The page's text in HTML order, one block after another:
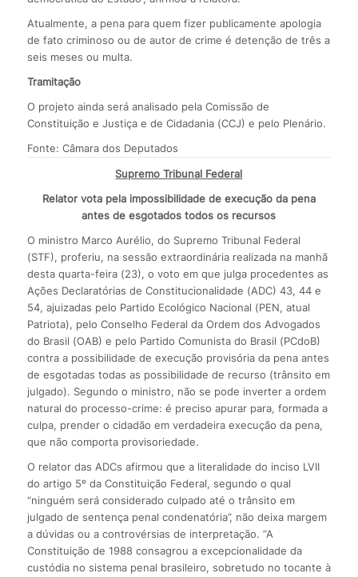
Atualmente, a pena para quem fizer publicamente apologia
de fato criminoso ou de autor de crime é detenção de três a
seis meses ou multa.
Tramitação
O projeto ainda será analisado pela Comissão de
Constituição e Justiça e de Cidadania (CCJ) e pelo Plenário.
Fonte: Câmara dos Deputados
Supremo Tribunal Federal
Relator vota pela impossibilidade de execução da pena
antes de esgotados todos os recursos
O ministro Marco Aurélio, do Supremo Tribunal Federal
(STF), proferiu, na sessão extraordinária realizada na manhã
desta quarta-feira (23), o voto em que julga procedentes as
Ações Declaratórias de Constitucionalidade (ADC) 43, 44 e
54, ajuizadas pelo Partido Ecológico Nacional (PEN, atual
Patriota), pelo Conselho Federal da Ordem dos Advogados
do Brasil (OAB) e pelo Partido Comunista do Brasil (PCdoB)
contra a possibilidade de execução provisória da pena antes
de esgotadas todas as possibilidade de recurso (trânsito em
julgado). Segundo o ministro, não se pode inverter a ordem
natural do processo-crime: é preciso apurar para, formada a
culpa, prender o cidadão em verdadeira execução da pena,
que não comporta provisoriedade.
O relator das ADCs afirmou que a literalidade do inciso LVII
do artigo 5º da Constituição Federal, segundo o qual
“ninguém será considerado culpado até o trânsito em
julgado de sentença penal condenatória”, não deixa margem
a dúvidas ou a controvérsias de interpretação. “A
Constituição de 1988 consagrou a excepcionalidade da
custódia no sistema penal brasileiro, sobretudo no tocante à